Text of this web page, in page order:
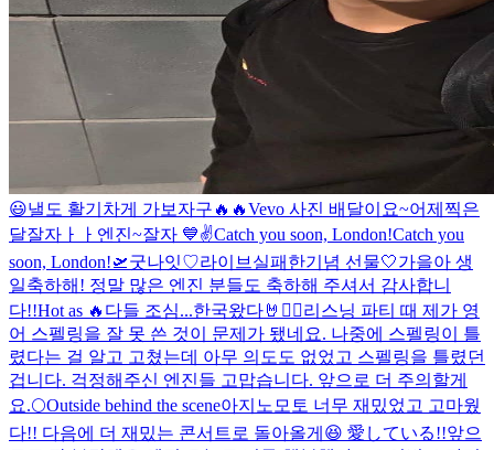
😃낼도 활기차게 가보자구🔥🔥Vevo 사진 배달이요~어제찍은
달잘자ㅏㅏ엔진~잘자 💙✌️Catch you soon, London!Catch you
soon, London!🛫굿나잇♡라이브실패한기념 선물🤍가을아 생
일축하해! 정말 많은 엔진 분들도 축하해 주셔서 감사합니
다!!Hot as 🔥 다들 조심...한국왔다🤘❤️‍🔥리스닝 파티 때 제가 영
어 스펠링을 잘 못 쓴 것이 문제가 됐네요. 나중에 스펠링이 틀
렸다는 걸 알고 고쳤는데 아무 의도도 없었고 스펠링을 틀렸던
겁니다. 걱정해주신 엔진들 고맙습니다. 앞으로 더 주의할게
요.🌕Outside behind the scene아지노모토 너무 재밌었고 고마웠
다!! 다음에 더 재밌는 콘서트로 돌아올게😆 愛している!!앞으